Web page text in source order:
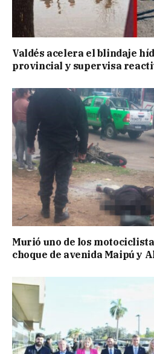
Valdés acelera el blindaje
provincial y supervisa
Murió uno de los
choque de avenida Maipú y